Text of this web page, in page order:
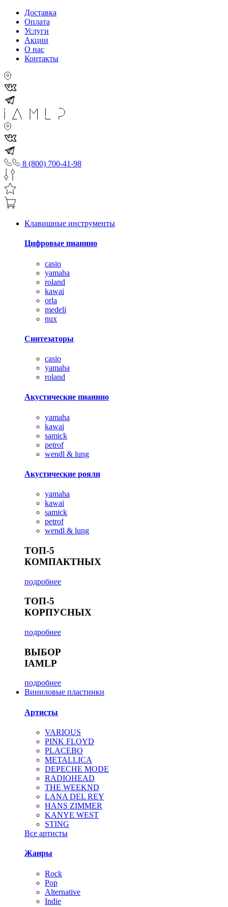
Доставка
Оплата
Услуги
Акции
О нас
Контакты
8 (800) 700-41-98
Клавишные инструменты
Цифровые пианино
casio
yamaha
roland
kawai
orla
medeli
nux
Синтезаторы
casio
yamaha
roland
Акустические пианино
yamaha
kawai
samick
petrof
wendl & lung
Акустические рояли
yamaha
kawai
samick
petrof
wendl & lung
ТОП-5
КОМПАКТНЫХ
подробнее
ТОП-5
КОРПУСНЫХ
подробнее
ВЫБОР
IAMLP
подробнее
Виниловые пластинки
Артисты
VARIOUS
PINK FLOYD
PLACEBO
METALLICA
DEPECHE MODE
RADIOHEAD
THE WEEKND
LANA DEL REY
HANS ZIMMER
KANYE WEST
STING
Все артисты
Жанры
Rock
Pop
Alternative
Indie